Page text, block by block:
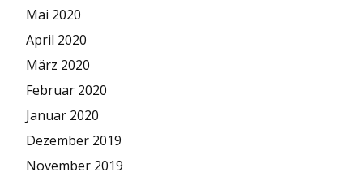
Mai 2020
April 2020
März 2020
Februar 2020
Januar 2020
Dezember 2019
November 2019